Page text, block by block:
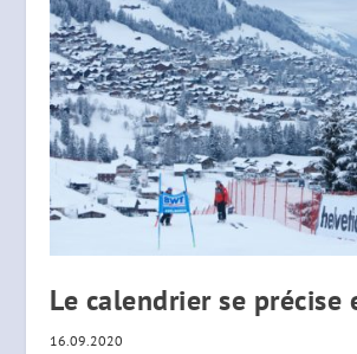
Le calendrier se précise
16.09.2020